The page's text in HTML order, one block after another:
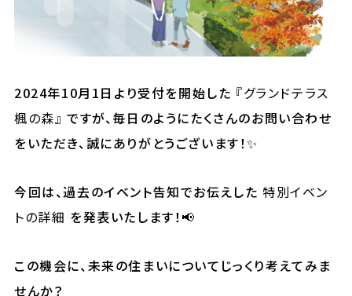
2024年10月1日より受付を開始した 『グランドテラス
楓の森』 ですが、毎日のようにたくさんのお問い合わせ
をいただき、誠にありがとうございます！✨
今回は、過去のイベント告知でお伝えした 特別イベン
トの詳細 を発表いたします！📢
この機会に、未来の住まいについてじっくり考えてみま
せんか？